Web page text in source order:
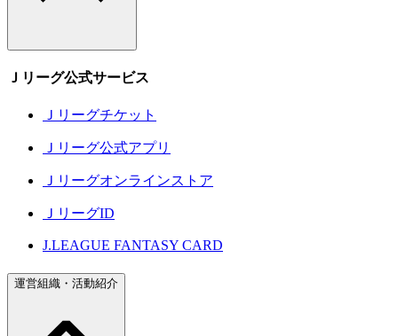
Ｊリーグ公式サービス
Ｊリーグチケット
Ｊリーグ公式アプリ
Ｊリーグオンラインストア
ＪリーグID
J.LEAGUE FANTASY CARD
運営組織・活動紹介